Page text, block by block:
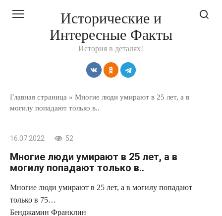
Исторические и
Интересные Факты
История в деталях!
Главная страница » Многие люди умирают в 25 лет, а в
могилу попадают только в..
16.07.2022 52
Многие люди умирают в 25 лет, а в
могилу попадают только в..
Многие люди умирают в 25 лет, а в могилу попадают
только в 75…
Бенджамин Франклин